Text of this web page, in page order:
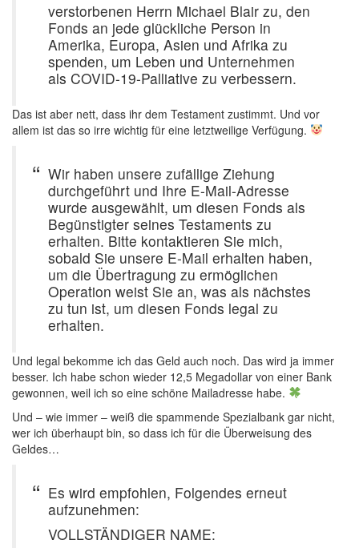
verstorbenen Herrn Michael Blair zu, den
Fonds an jede glückliche Person in
Amerika, Europa, Asien und Afrika zu
spenden, um Leben und Unternehmen
als COVID-19-Palliative zu verbessern.
Das ist aber nett, dass ihr dem Testament zustimmt. Und vor
allem ist das so irre wichtig für eine letztweilige Verfügung.
Wir haben unsere zufällige Ziehung
durchgeführt und Ihre E-Mail-Adresse
wurde ausgewählt, um diesen Fonds als
Begünstigter seines Testaments zu
erhalten. Bitte kontaktieren Sie mich,
sobald Sie unsere E-Mail erhalten haben,
um die Übertragung zu ermöglichen
Operation weist Sie an, was als nächstes
zu tun ist, um diesen Fonds legal zu
erhalten.
Und legal bekomme ich das Geld auch noch. Das wird ja immer
besser. Ich habe schon wieder 12,5 Megadollar von einer Bank
gewonnen, weil ich so eine schöne Mailadresse habe.
Und – wie immer – weiß die spammende Spezialbank gar nicht,
wer ich überhaupt bin, so dass ich für die Überweisung des
Geldes…
Es wird empfohlen, Folgendes erneut
aufzunehmen:
VOLLSTÄNDIGER NAME: